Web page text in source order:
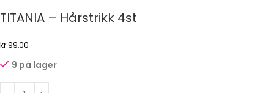
TITANIA – Hårstrikk 4st
kr 99,00
9 på lager